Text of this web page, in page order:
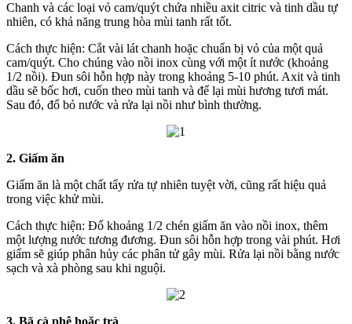
Chanh và các loại vỏ cam/quýt chứa nhiều axit citric và tinh dầu tự
nhiên, có khả năng trung hòa mùi tanh rất tốt.
Cách thực hiện: Cắt vài lát chanh hoặc chuẩn bị vỏ của một quả
cam/quýt. Cho chúng vào nồi inox cùng với một ít nước (khoảng
1/2 nồi). Đun sôi hỗn hợp này trong khoảng 5-10 phút. Axit và tinh
dầu sẽ bốc hơi, cuốn theo mùi tanh và để lại mùi hương tươi mát.
Sau đó, đổ bỏ nước và rửa lại nồi như bình thường.
2. Giấm ăn
Giấm ăn là một chất tẩy rửa tự nhiên tuyệt vời, cũng rất hiệu quả
trong việc khử mùi.
Cách thực hiện: Đổ khoảng 1/2 chén giấm ăn vào nồi inox, thêm
một lượng nước tương đương. Đun sôi hỗn hợp trong vài phút. Hơi
giấm sẽ giúp phân hủy các phân tử gây mùi. Rửa lại nồi bằng nước
sạch và xà phòng sau khi nguội.